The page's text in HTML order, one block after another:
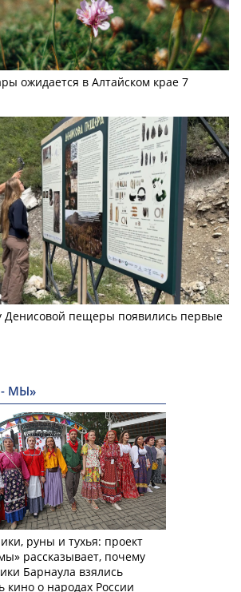
ожидается в Алтайском крае 7
Денисовой пещеры появились первые
МЫ»
руны и тухья: проект
рассказывает, почему
Барнаула взялись
кино о народах России